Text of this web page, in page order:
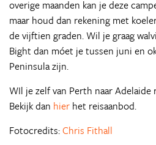
overige maanden kan je deze
maar houd dan rekening met
de vijftien graden. Wil je graag
Bight dan móet je tussen juni en
Peninsula zijn.
WIl je zelf van Perth naar
Bekijk dan hier het reisaanbod.
Fotocredits:Chris Fithall